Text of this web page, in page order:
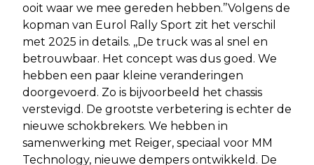
ooit waar we mee gereden hebben.’’Volgens de
kopman van Eurol Rally Sport zit het verschil
met 2025 in details. ,,De truck was al snel en
betrouwbaar. Het concept was dus goed. We
hebben een paar kleine veranderingen
doorgevoerd. Zo is bijvoorbeeld het chassis
verstevigd. De grootste verbetering is echter de
nieuwe schokbrekers. We hebben in
samenwerking met Reiger, speciaal voor MM
Technology, nieuwe dempers ontwikkeld. De